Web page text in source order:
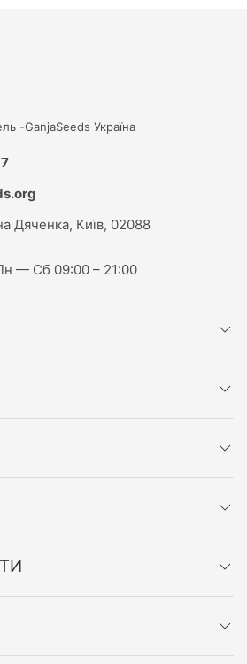
-GanjaSeeds Україна
Дяченка, Київ, 02088
— Сб 09:00 – 21:00